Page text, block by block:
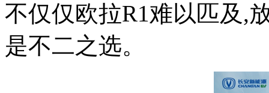
不仅仅欧拉R1难以匹及,
是不二之选。